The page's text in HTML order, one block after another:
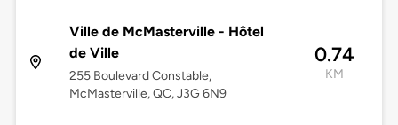
Ville de McMasterville - Hôtel
de Ville
255 Boulevard Constable,
McMasterville, QC, J3G 6N9
0.74
KM